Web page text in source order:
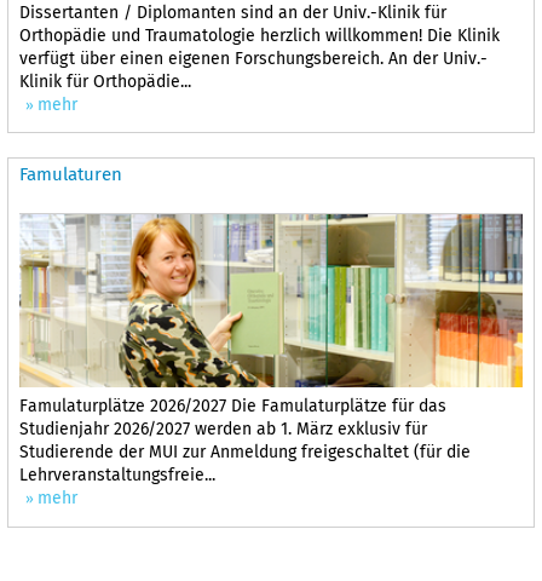
Dissertanten / Diplomanten sind an der Univ.-Klinik für
Orthopädie und Traumatologie herzlich willkommen! Die Klinik
verfügt über einen eigenen Forschungsbereich. An der Univ.-
Klinik für Orthopädie...
mehr
Famulaturen
Famulaturplätze 2026/2027 Die Famulaturplätze für das
Studienjahr 2026/2027 werden ab 1. März exklusiv für
Studierende der MUI zur Anmeldung freigeschaltet (für die
Lehrveranstaltungsfreie...
mehr